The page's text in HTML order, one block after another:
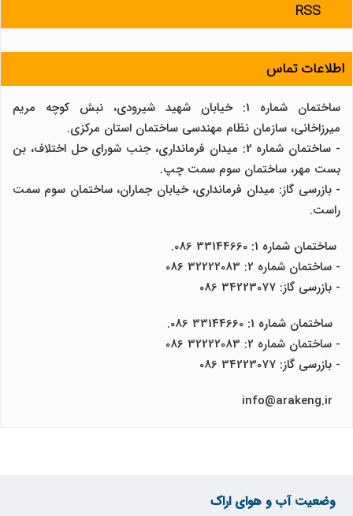
RSS
اطلاعات تماس
ساختمان شماره 1: خیابان شهید شیرودی، نبش کوچه مریم
میرزاخانی، سازمان نظام مهندسی ساختمان استان مرکزی.
- ساختمان شماره 2: میدان فرمانداری، جنب شورای حل اختلاف، بن
بست مهر، ساختمان سوم سمت چپ.
- بازرسی گاز: میدان فرمانداری، خیابان جماران، ساختمان سوم سمت
راست.
ساختمان شماره 1: 33144660 086.
- ساختمان شماره 2: 32222083 086
- بازرسی گاز: 34223077 086
ساختمان شماره 1: 33144660 086.
- ساختمان شماره 2: 32222083 086
- بازرسی گاز: 34223077 086
وضعیت آب و هوای اراک